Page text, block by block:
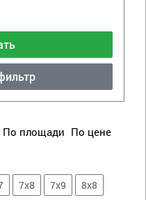
По площади По цене
7х8 7х9 8х8